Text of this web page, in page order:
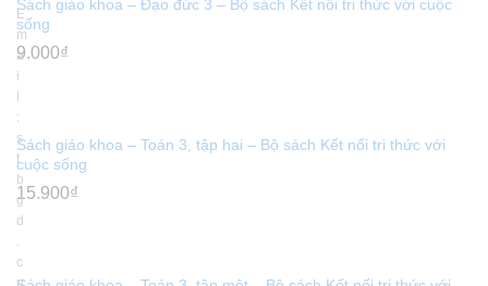
Sách giáo khoa – Đạo đức 3 – Bộ sách Kết nối tri thức với cuộc
sống
9.000₫
Sách giáo khoa – Toán 3, tập hai – Bộ sách Kết nối tri thức với
cuộc sống
15.900₫
E
m
a
i
:
s
t
b
g
d
.
c
u